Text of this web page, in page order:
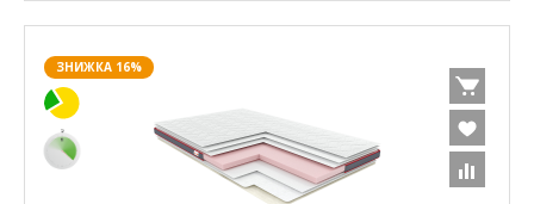
ЗНИЖКА 16%